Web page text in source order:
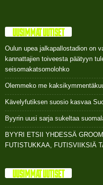
UUSIMMAT UUTISET
Oulun upea jalkapallostadion on
kannattajien toiveesta päätyyn
seisomakatsomolohko
Olemmeko me
Kävelyfutiksen suosio kasvaa
Byyrin uusi sarja sukeltaa
BYYRI ETSII YHDESSÄ
FUTISTUKKAA, FUTISVIIKSIÄ
UUSIMMAT UUTISET